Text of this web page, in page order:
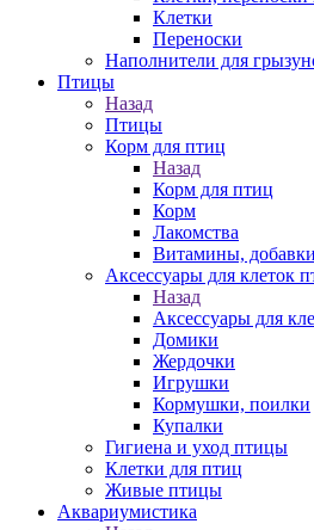
Клетки
Переноски
Наполнители для
Птицы
Назад
Птицы
Корм для птиц
Назад
Корм для птиц
Корм
Лакомства
Витамины, добавки
Аксессуары для клеток
Назад
Аксессуары для
Домики
Жердочки
Игрушки
Кормушки, поилки
Купалки
Гигиена и уход птицы
Клетки для птиц
Живые птицы
Аквариумистика